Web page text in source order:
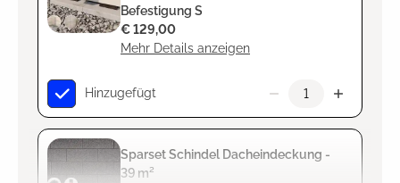
Befestigung S
Mehr Details anzeigen
€ 129,00
Hinzugefügt
Sparset Schindel Dacheindeckung -
39 m²